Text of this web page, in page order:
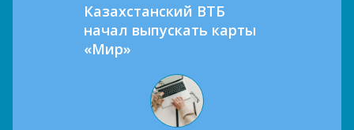
Казахстанский ВТБ
начал выпускать карты
«Мир»